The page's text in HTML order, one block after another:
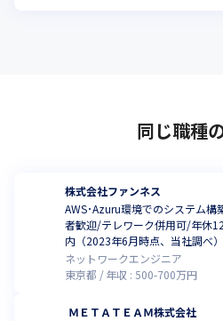
同じ職種
株式会社ファンネス
AWS･Azuru環境でのシステム
者歓迎/テレワーク併用可/年休
内（2023年6月時点、当社調べ）
ネットワークエンジニア
東京都
年収 :500-700万円
ＭＥＴＡＴＥＡＭ株式会社